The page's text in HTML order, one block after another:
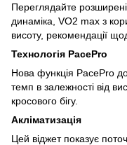
Переглядайте розширені
динаміка, VO2 max з
висоту, рекомендації
Технологія PacePro
Нова функція PacePro
темп в залежності від
кросового бігу.
Акліматизація
Цей віджет показує